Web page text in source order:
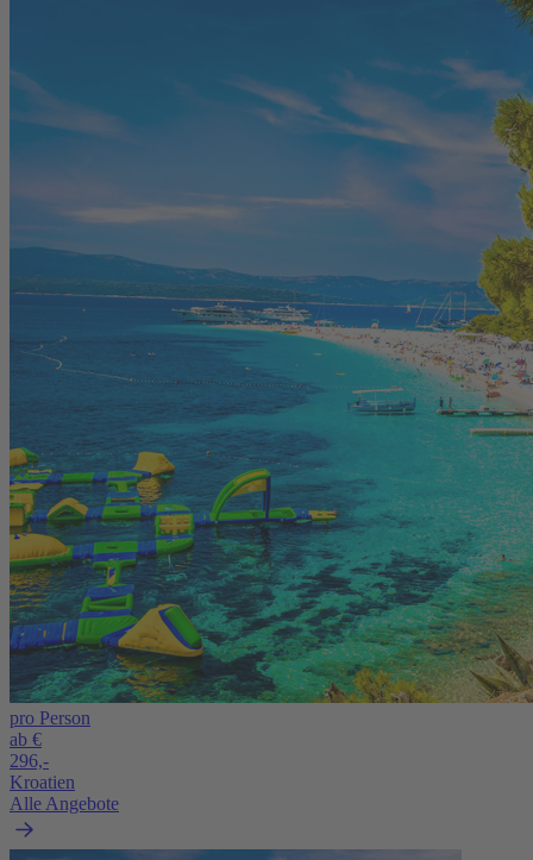
pro Person
ab €
296,-
Kroatien
Alle Angebote